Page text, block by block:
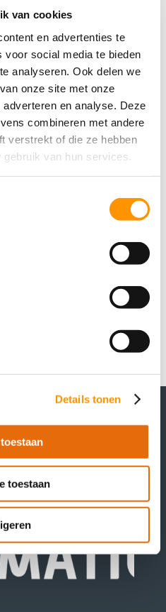
van cookies
en advertenties te
voor social media te bieden
analyseren. Ook delen we
onze site met onze
en analyse. Deze
combineren met andere
verstrekt of die ze hebben
van hun services.
Details tonen
toestaan
!important; /* Extra back-
*/
daarbinnen om ook
!important;
knoppenbalk of container
!important;